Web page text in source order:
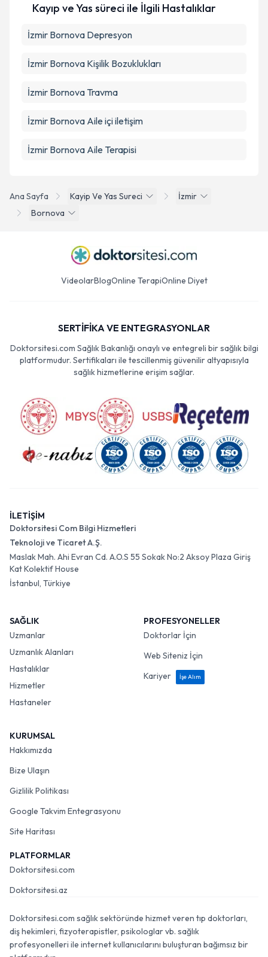
Ana Sayfa Kayip Ve Yas Sureci
İzmir
Bornova
Kayıp ve Yas süreci ile İlgili Hastalıklar
İzmir Bornova Depresyon
İzmir Bornova Kişilik Bozuklukları
İzmir Bornova Travma
İzmir Bornova Aile içi iletişim
İzmir Bornova Aile Terapisi
VideolarBlogOnline TerapiOnline Diyet
SERTİFİKA VE ENTEGRASYONLAR
Doktorsitesi.com Sağlık Bakanlığı onaylı ve entegreli bir sağlık bilgi
platformudur. Sertifikaları ile tescillenmiş güvenilir altyapısıyla
sağlık hizmetlerine erişim sağlar.
İLETİŞİM
Doktorsitesi Com Bilgi Hizmetleri
Teknoloji ve Ticaret A.Ş.
Maslak Mah. Ahi Evran Cd. A.O.S 55 Sokak No:2 Aksoy Plaza Giriş
Kat Kolektif House
İstanbul, Türkiye
SAĞLIK
Uzmanlar
Uzmanlık Alanları
Hastalıklar
Hizmetler
Hastaneler
PROFESYONELLER
Doktorlar İçin
Web Siteniz İçin
Kariyer
İşe Alım
KURUMSAL
Hakkımızda
Bize Ulaşın
Gizlilik Politikası
Google Takvim Entegrasyonu
Site Haritası
PLATFORMLAR
Doktorsitesi.com
Doktorsitesi.az
Doktorsitesi.com sağlık sektöründe hizmet veren tıp doktorları,
diş hekimleri, fizyoterapistler, psikologlar vb. sağlık
profesyonelleri ile internet kullanıcılarını buluşturan bağımsız bir